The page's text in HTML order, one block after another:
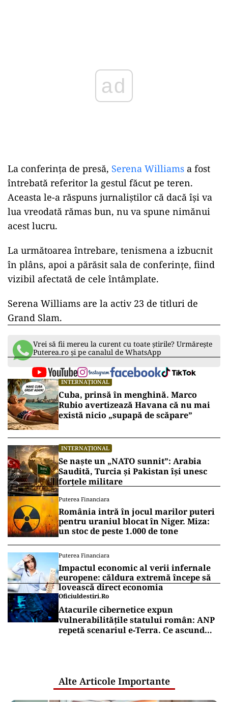
La conferința de presă, Serena Williams a fost
întrebată referitor la gestul făcut pe teren.
Aceasta le-a răspuns jurnaliștilor că dacă își va
lua vreodată rămas bun, nu va spune nimănui
acest lucru.
La următoarea întrebare, tenismena a izbucnit
în plâns, apoi a părăsit sala de conferințe, fiind
vizibil afectată de cele întâmplate.
Serena Williams are la activ 23 de titluri de
Grand Slam.
Vrei să fii mereu la curent cu toate știrile? Urmărește
Puterea.ro și pe canalul de WhatsApp
INTERNAȚIONAL
Cuba, prinsă în menghină. Marco
Rubio avertizează Havana că nu mai
există nicio „supapă de scăpare”
INTERNAȚIONAL
Se naște un „NATO sunnit”: Arabia
Saudită, Turcia și Pakistan își unesc
forțele militare
Puterea Financiara
România intră în jocul marilor puteri
pentru uraniul blocat în Niger. Miza:
un stoc de peste 1.000 de tone
Puterea Financiara
Impactul economic al verii infernale
europene: căldura extremă începe să
lovească direct economia
Oficiuldestiri.ro
Atacurile cibernetice expun
vulnerabilitățile statului român: ANP
repetă scenariul e‑Terra. Ce ascund
Alte Articole Importante